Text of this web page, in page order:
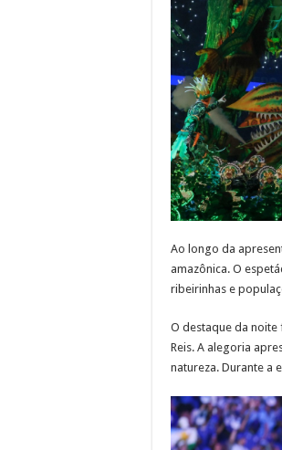
Ao longo da
amazônica. O
ribeirinhas e
O destaque da noite
Reis. A alegoria
natureza. Durante a